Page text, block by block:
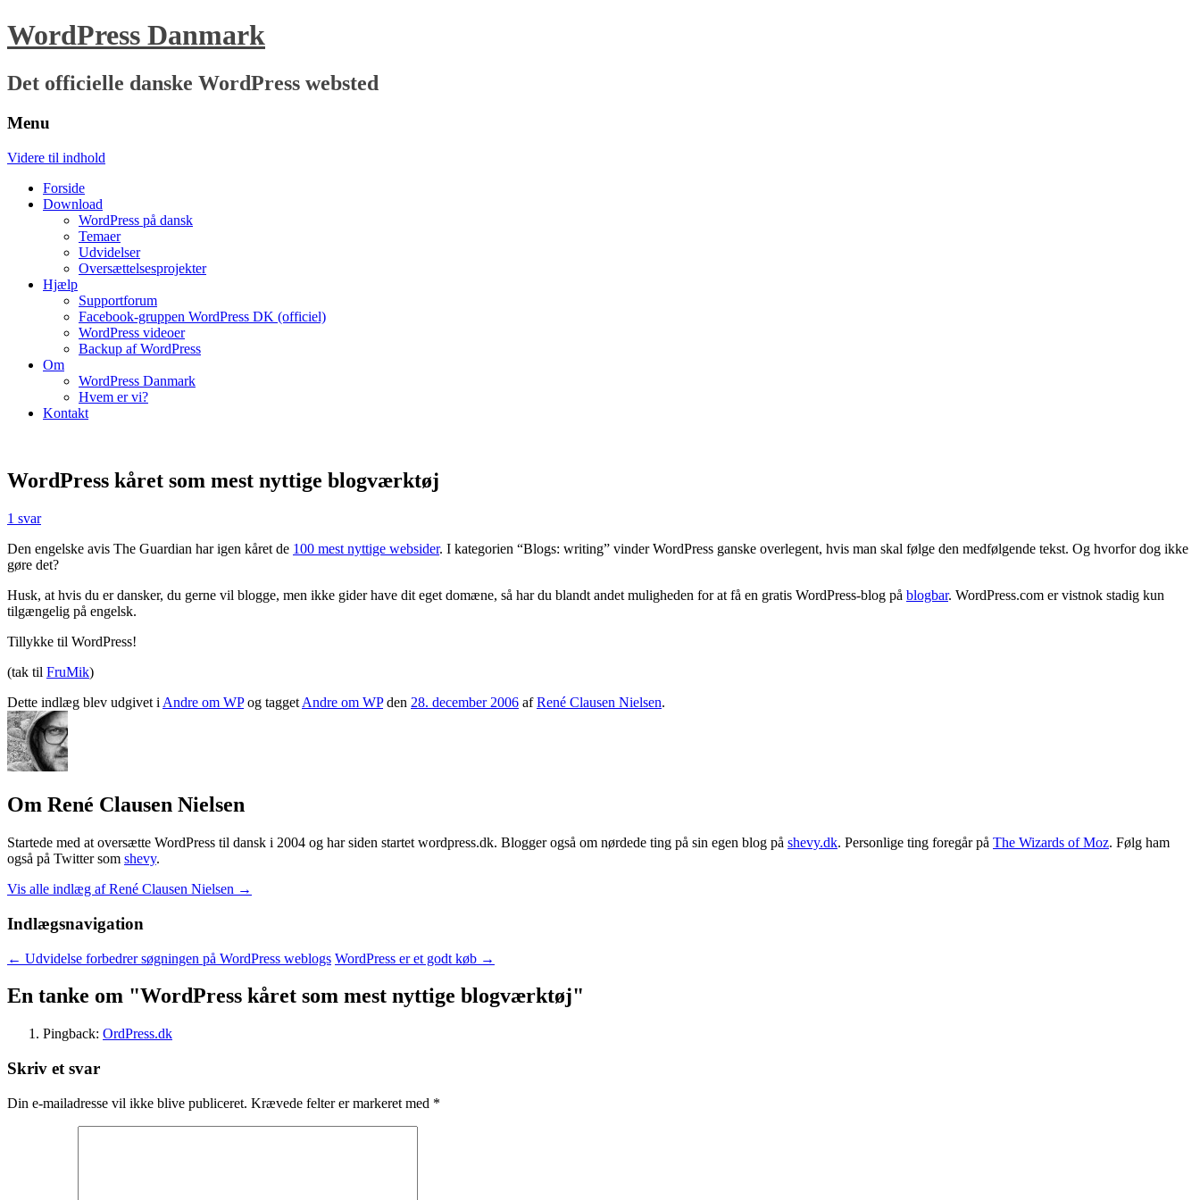
WordPress Danmark
Det officielle danske WordPress websted
Menu
Videre til indhold
Forside
Download
WordPress på dansk
Temaer
Udvidelser
Oversættelsesprojekter
Hjælp
Supportforum
Facebook-gruppen WordPress DK (officiel)
WordPress videoer
Backup af WordPress
Om
WordPress Danmark
Hvem er vi?
Kontakt
WordPress kåret som mest nyttige blogværktøj
1 svar
Den engelske avis The Guardian har igen kåret de 100 mest nyttige websider. I kategorien “Blogs: writing” vinder WordPress ganske overlegent, hvis man skal følge den medfølgende tekst. Og hvorfor dog ikke
gøre det?
Husk, at hvis du er dansker, du gerne vil blogge, men ikke gider have dit eget domæne, så har du blandt andet muligheden for at få en gratis WordPress-blog på blogbar. WordPress.com er vistnok stadig kun
tilgængelig på engelsk.
Tillykke til WordPress!
(tak til FruMik)
Dette indlæg blev udgivet i Andre om WPog tagget Andre om WPden 28. december 2006 afRené Clausen Nielsen.
Om René Clausen Nielsen
Startede med at oversætte WordPress til dansk i 2004 og har siden startet wordpress.dk. Blogger også om nørdede ting på sin egen blog på shevy.dk. Personlige ting foregår på The Wizards of Moz. Følg ham
også på Twitter som shevy.
Vis alle indlæg af René Clausen Nielsen →
Indlægsnavigation
← Udvidelse forbedrer søgningen på WordPress weblogs WordPress er et godt køb →
En tanke om "WordPress kåret som mest nyttige blogværktøj"
Pingback: OrdPress.dk
Skriv et svar
Din e-mailadresse vil ikke blive publiceret. Krævede felter er markeret med *